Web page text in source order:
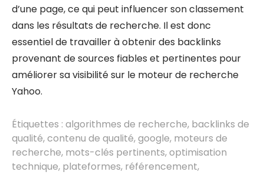
d’une page, ce qui peut influencer son classement
dans les résultats de recherche. Il est donc
essentiel de travailler à obtenir des backlinks
provenant de sources fiables et pertinentes pour
améliorer sa visibilité sur le moteur de recherche
Yahoo.
Étiquettes : algorithmes de recherche, backlinks de
qualité,contenu de qualité,google, moteurs de
recherche, mots-clés pertinents,optimisation
technique, plateformes, référencement,